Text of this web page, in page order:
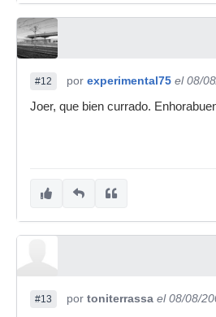
#12 por experimental75 el 08/
Joer, que bien currado.
#13 por toniterrassa el 08/08/